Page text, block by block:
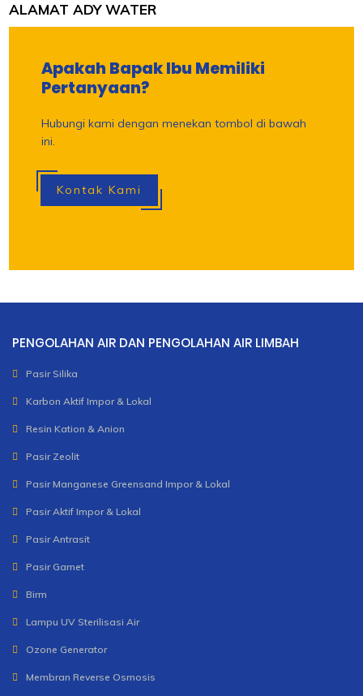
ALAMAT ADY WATER
Apakah Bapak Ibu Memiliki
Pertanyaan?
Hubungi kami dengan menekan tombol di bawah
ini.
Kontak Kami
PENGOLAHAN AIR DAN PENGOLAHAN AIR LIMBAH
Pasir Silika
Karbon Aktif Impor & Lokal
Resin Kation & Anion
Pasir Zeolit
Pasir Manganese Greensand Impor & Lokal
Pasir Aktif Impor & Lokal
Pasir Antrasit
Pasir Garnet
Birm
Lampu UV Sterilisasi Air
Ozone Generator
Membran Reverse Osmosis